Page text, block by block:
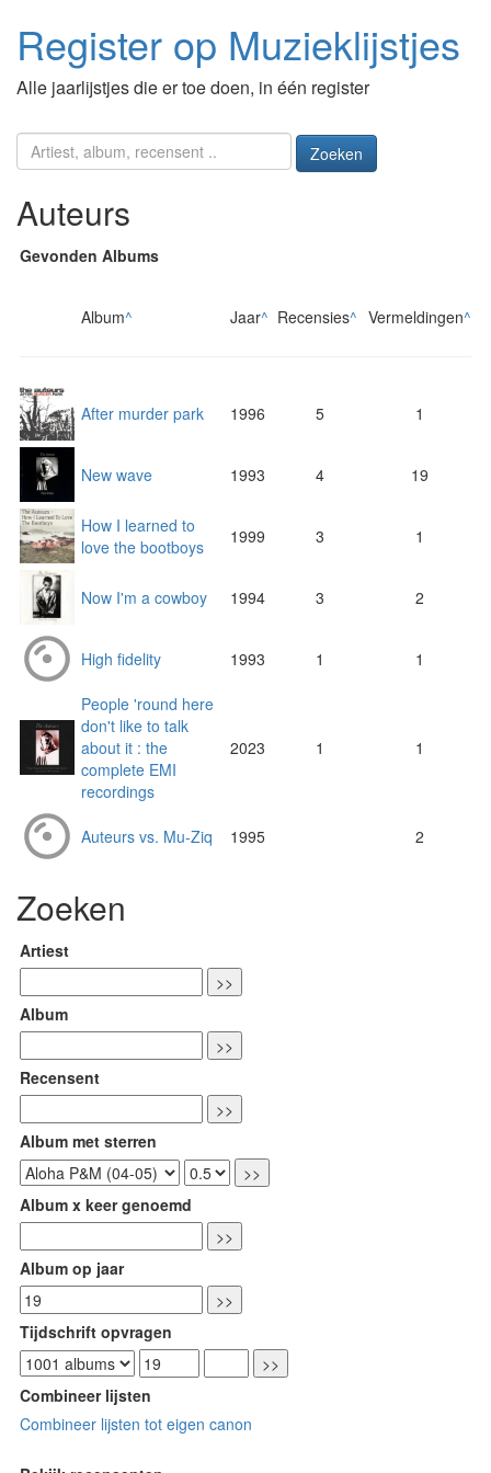
Register op Muzieklijstjes
Alle jaarlijstjes die er toe doen, in één register
Zoeken
Auteurs
Gevonden Albums
Album^ Jaar^ Recensies^ Vermeldingen^
After murder park 1996 5 1
New wave 1993 4 19
How I learned to
love the bootboys
1999 3 1
Now I'm a cowboy 1994 3 2
High fidelity 1993 1 1
People 'round here
don't like to talk
about it : the
complete EMI
recordings
2023 1 1
Auteurs vs. Mu-Ziq 1995 2
Zoeken
Artiest
Album
Recensent
Album met sterren
Album x keer genoemd
Album op jaar
Tijdschrift opvragen
Combineer lijsten
Combineer lijsten tot eigen canon